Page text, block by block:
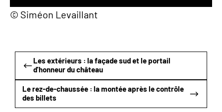
© Siméon Levaillant
Les extérieurs : la façade sud et le portail
d'honneur du château
Le rez-de-chaussée : la montée après le contrôle
des billets